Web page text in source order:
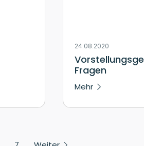
24.08.2020
Fragen
Mehr